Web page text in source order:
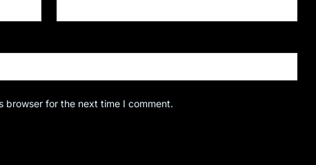
browser for the next time I comment.